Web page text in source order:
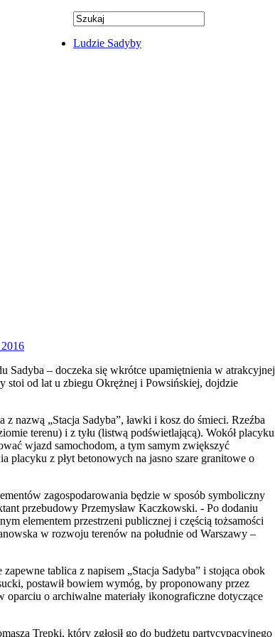
Ludzie Sadyby
– doczeka się wkrótce upamiętnienia w atrakcyjnej
od lat u zbiegu Okrężnej i Powsińskiej, dojdzie
nazwą „Stacja Sadyba”, ławki i kosz do śmieci. Rzeźba
terenu) i z tyłu (listwą podświetlającą). Wokół placyku
wjazd samochodom, a tym samym zwiększyć
placyku z płyt betonowych na jasno szare granitowe o
zagospodarowania będzie w sposób symboliczny
przebudowy Przemysław Kaczkowski. - Po dodaniu
elementem przestrzeni publicznej i częścią tożsamości
w rozwoju terenów na południe od Warszawy –
tablica z napisem „Stacja Sadyba” i stojąca obok
postawił bowiem wymóg, by proponowany przez
o archiwalne materiały ikonograficzne dotyczące
Trepki, który zgłosił go do budżetu partycypacyjnego